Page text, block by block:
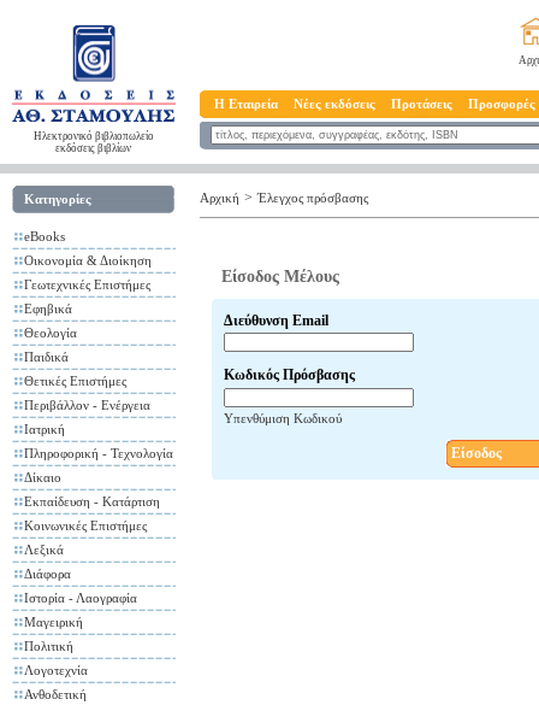
Ηλεκτρονικό βιβλιοπωλείο
εκδόσεις βιβλίων
Η Εταιρεία Νέες εκδόσεις Προτάσεις Προσφορές
Κατηγορίες
eBooks
Οικονομία & Διοίκηση
Γεωτεχνικές Επιστήμες
Εφηβικά
Θεολογία
Παιδικά
Θετικές Επιστήμες
Περιβάλλον - Ενέργεια
Ιατρική
Πληροφορική - Τεχνολογία
Δίκαιο
Εκπαίδευση - Κατάρτιση
Κοινωνικές Επιστήμες
Λεξικά
Διάφορα
Ιστορία - Λαογραφία
Μαγειρική
Πολιτική
Λογοτεχνία
Ανθοδετική
Αρχική > Έλεγχος πρόσβασης
Είσοδος Μέλους
Διεύθυνση Email
Κωδικός Πρόσβασης
Υπενθύμιση Κωδικού
Είσοδος